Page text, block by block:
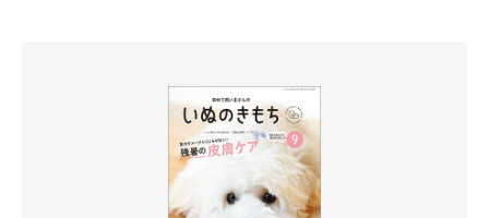
※写真はスマホアプリ「まいにちのいぬ・ねこのきもち」で投稿